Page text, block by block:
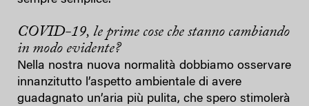
COVID-19, le prime cose che stanno cambiando
in modo evidente?
Nella nostra nuova normalità dobbiamo osservare
innanzitutto l’aspetto ambientale di avere
guadagnato un’aria più pulita, che spero stimolerà